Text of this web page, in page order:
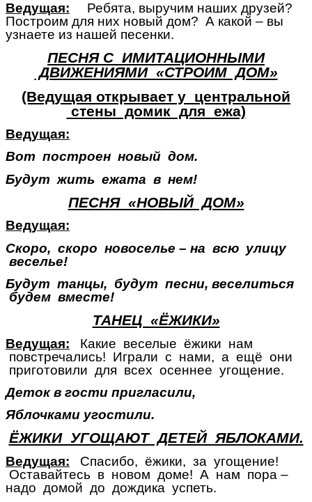
Ведущая: Ребята, выручим наших друзей?
Построим для них новый дом? А какой – вы
узнаете из нашей песенки.
ПЕСНЯ С ИМИТАЦИОННЫМИ
ДВИЖЕНИЯМИ «СТРОИМ ДОМ»
(Ведущая открывает у центральной
стены домик для ежа)
Ведущая:
Вот построен новый дом.
Будут жить ежата в нем!
ПЕСНЯ «НОВЫЙ ДОМ»
Ведущая:
Скоро, скоро новоселье – на всю улицу
веселье!
Будут танцы, будут песни, веселиться
будем вместе!
ТАНЕЦ «ЁЖИКИ»
Ведущая: Какие веселые ёжики нам
повстречались! Играли с нами, а ещё они
приготовили для всех осеннее угощение.
Деток в гости пригласили,
Яблочками угостили.
ЁЖИКИ УГОЩАЮТ ДЕТЕЙ ЯБЛОКАМИ.
Ведущая: Спасибо, ёжики, за угощение!
Оставайтесь в новом доме! А нам пора –
надо домой до дождика успеть.